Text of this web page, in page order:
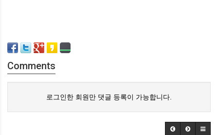
Comments
로그인한 회원만 댓글 등록이 가능합니다.